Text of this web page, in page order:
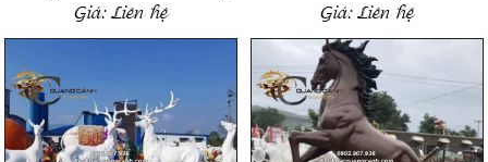
Giá:Liên hệ
Giá:Liên hệ